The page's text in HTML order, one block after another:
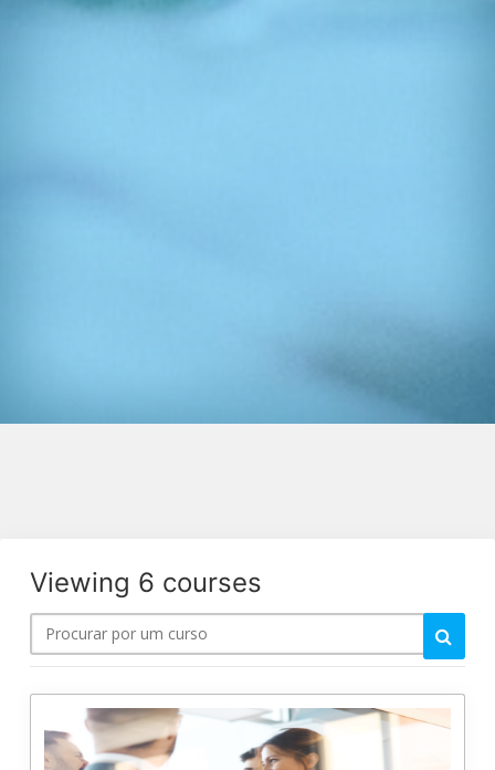
Viewing 6 courses
Procurar
por
Limpar Tudo